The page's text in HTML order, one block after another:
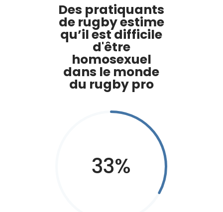
Des pratiquants
de rugby estime
qu’il est difficile
d'être
homosexuel
dans le monde
du rugby pro
33%